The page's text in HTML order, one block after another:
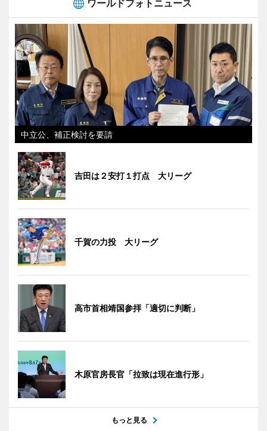
ワールドフォトニュース
中立公、補正検討を要請
吉田は２安打１打点 大リーグ
千賀の力投 大リーグ
高市首相靖国参拝「適切に判断」
木原官房長官「拉致は現在進行形」
もっと見る